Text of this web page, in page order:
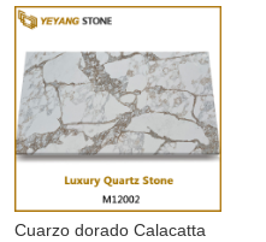
Cuarzo dorado Calacatta